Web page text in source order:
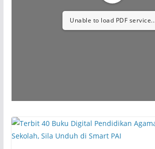
Unable to load PDF service..